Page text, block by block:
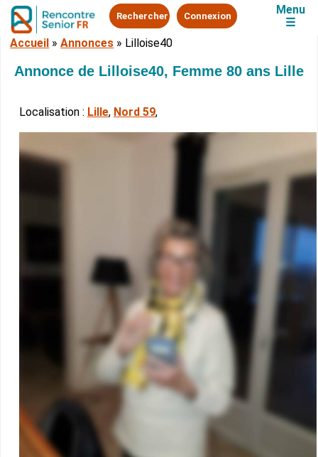
Rechercher Connexion
Menu
☰
Accueil »Annonces » Lilloise40
Annonce de Lilloise40, Femme 80 ans Lille
Localisation : Lille, Nord 59,